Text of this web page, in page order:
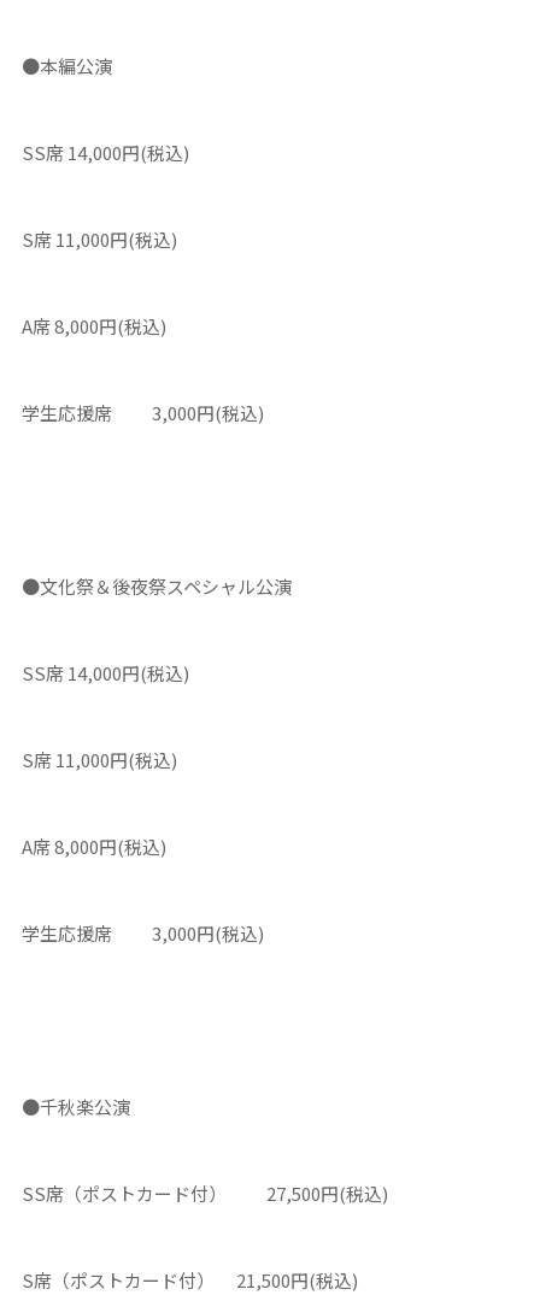
●本編公演
SS席 14,000円(税込)
S席 11,000円(税込)
A席 8,000円(税込)
学生応援席 3,000円(税込)
●文化祭＆後夜祭スペシャル公演
SS席 14,000円(税込)
S席 11,000円(税込)
A席 8,000円(税込)
学生応援席 3,000円(税込)
●千秋楽公演
SS席（ポストカード付） 27,500円(税込)
S席（ポストカード付） 21,500円(税込)